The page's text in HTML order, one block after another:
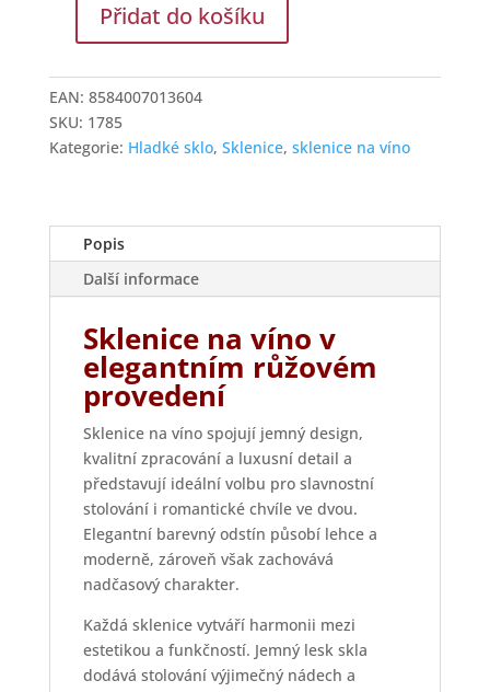
na
víno
s
krystaly
Přidat do košíku
EAN: 8584007013604
SKU: 1785
Kategorie: Hladké sklo, Sklenice, sklenice na víno
Popis
Další informace
Sklenice na víno v
elegantním růžovém
provedení
Sklenice na víno spojují jemný design,
kvalitní zpracování a luxusní detail a
představují ideální volbu pro slavnostní
stolování i romantické chvíle ve dvou.
Elegantní barevný odstín působí lehce a
moderně, zároveň však zachovává
nadčasový charakter.
Každá sklenice vytváří harmonii mezi
estetikou a funkčností. Jemný lesk skla
dodává stolování výjimečný nádech a